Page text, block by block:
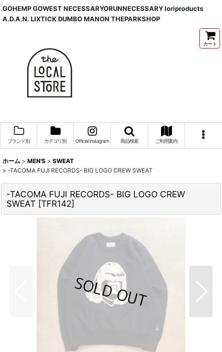
GOHEMP GOWEST NECESSARYORUNNECESSARY Ioriproducts
A.D.A.N. LIXTICK DUMBO MANON THEPARKSHOP
カート
ブランド別 カテゴリ別 Official Instagram 商品検索 ご利用案内
ホーム > MEN'S > SWEAT
> -TACOMA FUJI RECORDS- BIG LOGO CREW SWEAT
-TACOMA FUJI RECORDS- BIG LOGO CREW
SWEAT [TFR142]